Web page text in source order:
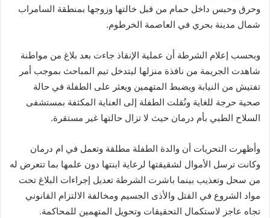
وحرق وحبس داخل حمام من قبل خالتها وزوجها بمنطقة السامراب
شمال مدينة بحري في العاصمة الخرطوم.
وبحسب إعلام الشرطة أن عملية الإنقاذ جاءت بعد بلاغ من مواطنة
شاهدت الجريمة من نافذة منزلها ليتدخل تيم المباحث بموجب أمر
تفتيش من النيابة ويضبط المتهمين ويعثر على الطفلة في حالة
صحية حرجة للغاية ونُقلت الطفلة إلى العناية المكثفة بمستشفى
السلاح الطبي بأم درمان حيث لا تزال حالتها غير مستقرة.
وأظهرت التحريات أن والدة الطفلة مطلقة وتعمل في ام درمان
وكانت ترسل الأموال لشقيقتها لرعاية ابنتها دون علمها بما تتعرض له
من سحل وتعذيب بينما باشرت الشرطة تعديل إجراءات البلاغ تحت
مواد الشروع في القتل والأذى الجسيم ومخالفة الالتزام القانوني
تجاه عاجز لاستكمال التحقيقات وتحويل المتهمين للمحاكمة.